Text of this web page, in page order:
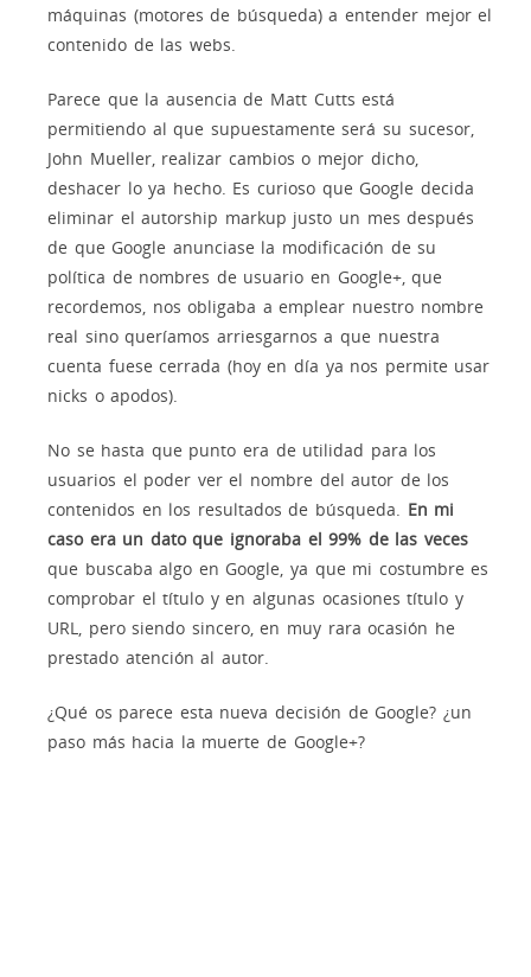
máquinas (motores de búsqueda) a entender mejor el
contenido de las webs.
Parece que la ausencia de Matt Cutts está
permitiendo al que supuestamente será su sucesor,
John Mueller, realizar cambios o mejor dicho,
deshacer lo ya hecho. Es curioso que Google decida
eliminar el autorship markup justo un mes después
de que Google anunciase la modificación de su
política de nombres de usuario en Google+, que
recordemos, nos obligaba a emplear nuestro nombre
real sino queríamos arriesgarnos a que nuestra
cuenta fuese cerrada (hoy en día ya nos permite usar
nicks o apodos).
No se hasta que punto era de utilidad para los
usuarios el poder ver el nombre del autor de los
contenidos en los resultados de búsqueda. En mi
caso era un dato que ignoraba el 99% de las veces
que buscaba algo en Google, ya que mi costumbre es
comprobar el título y en algunas ocasiones título y
URL, pero siendo sincero, en muy rara ocasión he
prestado atención al autor.
¿Qué os parece esta nueva decisión de Google? ¿un
paso más hacia la muerte de Google+?